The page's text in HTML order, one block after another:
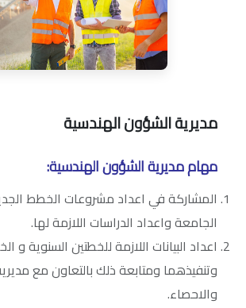
مديرية الشؤون الهندسية
مهام مديرية الشؤون الهندسية:
المشاركة في اعداد مشروعات الخطط
الجامعة واعداد الدراسات اللازمة لها.
اعداد البيانات اللازمة للخطتين السنوية و
وتنفيذهما ومتابعة ذلك بالتعاون مع
والاحصاء.